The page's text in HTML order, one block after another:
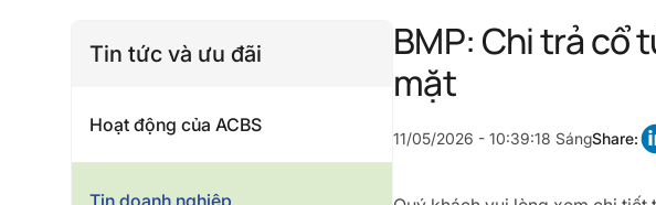
Tin tức và ưu đãi
Hoạt động của ACBS
BMP: Chi trả cổ
mặt
11/05/2026 - 10:39:18 SángShare: